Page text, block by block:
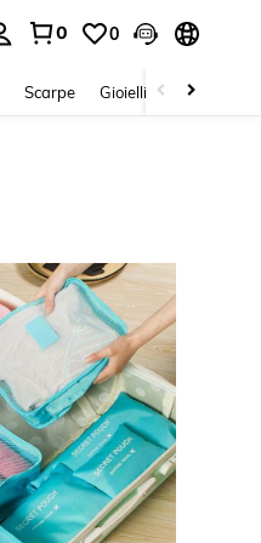
0 0
Scarpe Gioielli E Accessori